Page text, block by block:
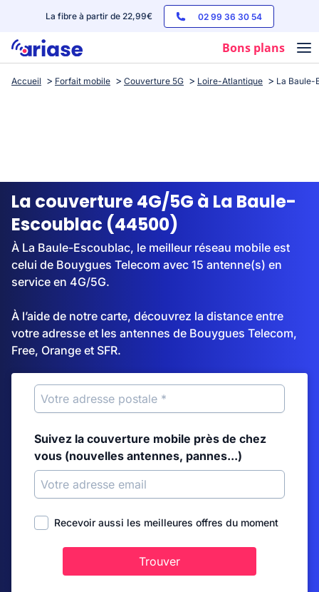
La fibre à partir de 22,99€ 02 99 36 30 54
Bons plans
Box internet
Streaming
Accueil Forfait mobile Couverture 5G Loire-Atlantique La Baule-
La couverture 4G/5G à La Baule-
Escoublac (44500)
À La Baule-Escoublac, le meilleur réseau mobile est
celui de Bouygues Telecom avec 15 antenne(s) en
service en 4G/5G.
À l’aide de notre carte, découvrez la distance entre
votre adresse et les antennes de Bouygues Telecom,
Free, Orange et SFR.
Suivez la couverture mobile près de chez
vous (nouvelles antennes, pannes...)
Recevoir aussi les meilleures offres du moment
Trouver